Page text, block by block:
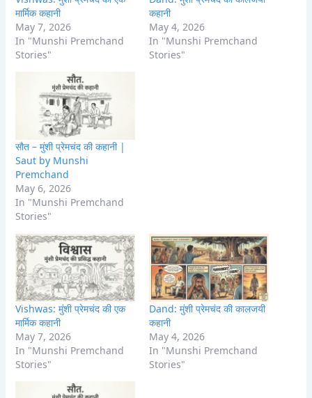
मार्मिक कहानी
May 7, 2026
In "Munshi Premchand
Stories"
कहानी
May 4, 2026
In "Munshi Premchand
Stories"
सौत – मुंशी प्रेमचंद की कहानी |
Saut by Munshi
Premchand
May 6, 2026
In "Munshi Premchand
Stories"
Vishwas: मुंशी प्रेमचंद की एक
मार्मिक कहानी
May 7, 2026
In "Munshi Premchand
Stories"
Dand: मुंशी प्रेमचंद की कालजयी
कहानी
May 4, 2026
In "Munshi Premchand
Stories"